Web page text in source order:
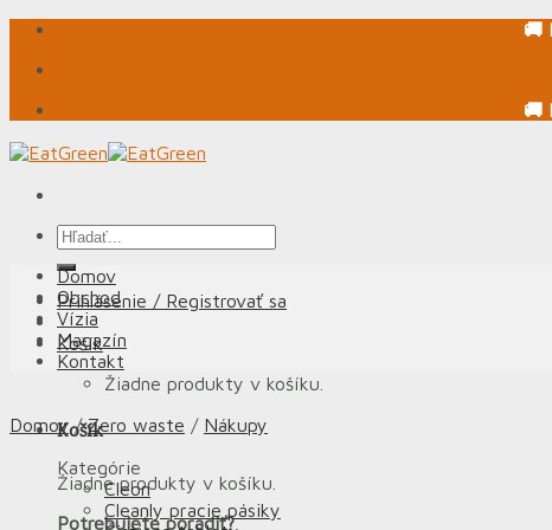
Skip
content
🚚
🚚
Hľadať:
Prihlásenie / Registrovať sa
Košík
Žiadne produkty v košíku.
Košík
Žiadne produkty v košíku.
Potrebujete poradiť?
Domov
Obchod
Vízia
Magazín
Kontakt
Domov / Zero waste / Nákupy
Kategórie
Cleon
Cleanly pracie pásiky